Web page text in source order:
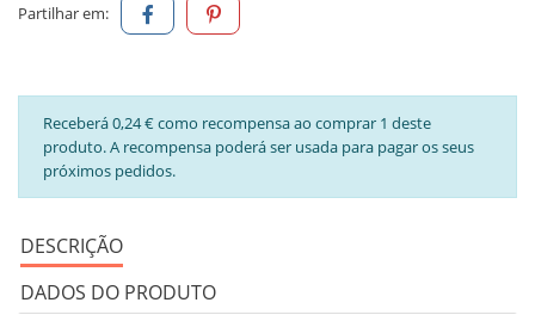
Partilhar em:
Receberá 0,24 € como recompensa ao comprar 1 deste
produto. A recompensa poderá ser usada para pagar os seus
próximos pedidos.
DESCRIÇÃO
DADOS DO PRODUTO